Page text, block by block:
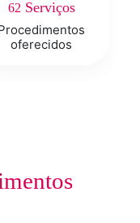
62Serviços
oferecidos